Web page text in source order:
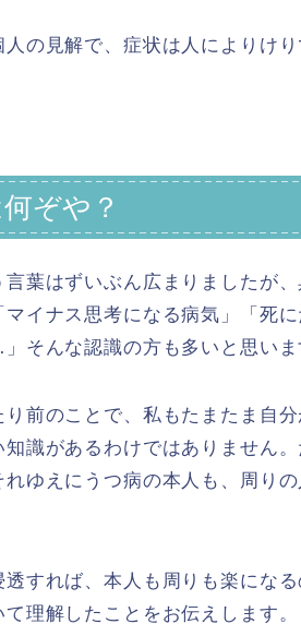
の見解で、症状は人によりけ
ぞや？
言葉はずいぶん広まりましたが
イナス思考になる病気」「死
そんな認識の方も多いと思いま
り前のことで、私もたまたま自
識があるわけではありません。
れゆえにうつ病の本人も、周り
透すれば、本人も周りも楽にな
理解したことをお伝えします。